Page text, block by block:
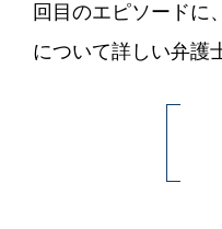
回目のエピソードに
について詳しい弁護